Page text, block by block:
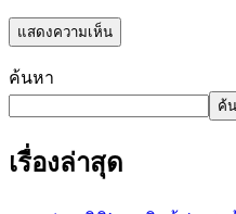
ค้นหา
ค้
เรื่องล่าสุด